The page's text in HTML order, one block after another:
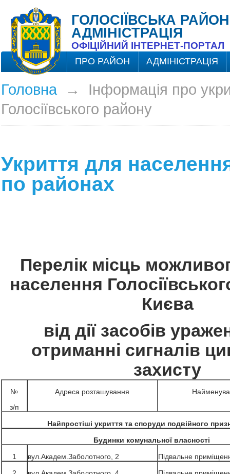
ГОЛОСІЇВСЬКА
АДМІНІСТРАЦІЯ
ОФІЦІЙНИЙ ІНТЕРНЕТ-ПОРТАЛ
ПРО РАЙОН АДМІНІСТРАЦІЯ
Головна→ Інформація про
Голосіївського району
Укриття для
по районах
Перелік місць
населення
Києва
від дії засобів
отриманні сигналів
захисту
№
з/п
Адреса розташування
Найпростіші укриття та споруди подвійного
Будинки комунальної власності
1
вул.Академ.Заболотного, 2
Підвальне